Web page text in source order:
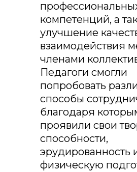
компетенций, а
улучшение
взаимодействия
членами
Педагоги смогли
попробовать
способы
благодаря
проявили свои
способности,
эрудированность
физическую